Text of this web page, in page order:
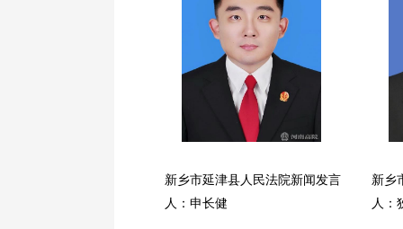
新乡市延津县人民法院新闻发言
人：申长健
新乡
人：